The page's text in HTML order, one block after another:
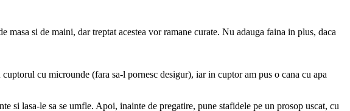
si de maini, dar treptat acestea vor ramane curate. Nu adauga faina in plus, daca
cu microunde (fara sa-l pornesc desigur), iar in cuptor am pus o cana cu apa
si lasa-le sa se umfle. Apoi, inainte de pregatire, pune stafidele pe un prosop uscat, cu